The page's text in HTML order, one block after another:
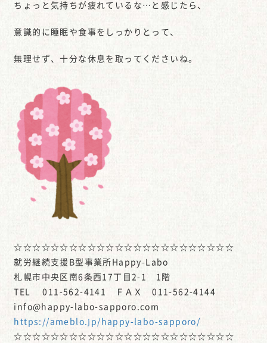
ちょっと気持ちが疲れているな…と感じたら、
意識的に睡眠や食事をしっかりとって、
無理せず、十分な休息を取ってくださいね。
☆☆☆☆☆☆☆☆☆☆☆☆☆☆☆☆☆☆☆☆☆☆☆☆
就労継続支援B型事業所Happy-Labo
札幌市中央区南6条西17丁目2-1 1階
TEL 011-562-4141 ＦＡＸ 011-562-4144
info@happy-labo-sapporo.com
https://ameblo.jp/happy-labo-sapporo/
☆☆☆☆☆☆☆☆☆☆☆☆☆☆☆☆☆☆☆☆☆☆☆☆